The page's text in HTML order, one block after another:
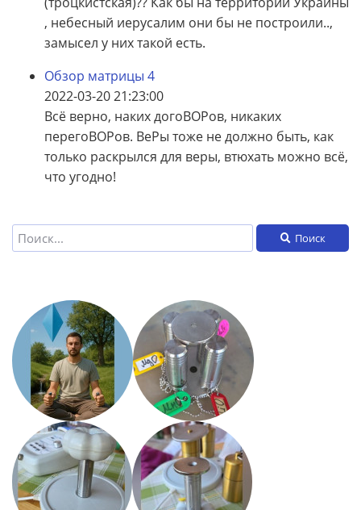
, небесный иерусалим они бы не построили..,
замысел у них такой есть.
Обзор матрицы 4
2022-03-20 21:23:00
Всё верно, наких догоВОРов, никаких
перегоВОРов. ВеРы тоже не должно быть, как
только раскрылся для веры, втюхать можно всё,
что угодно!
Поиск